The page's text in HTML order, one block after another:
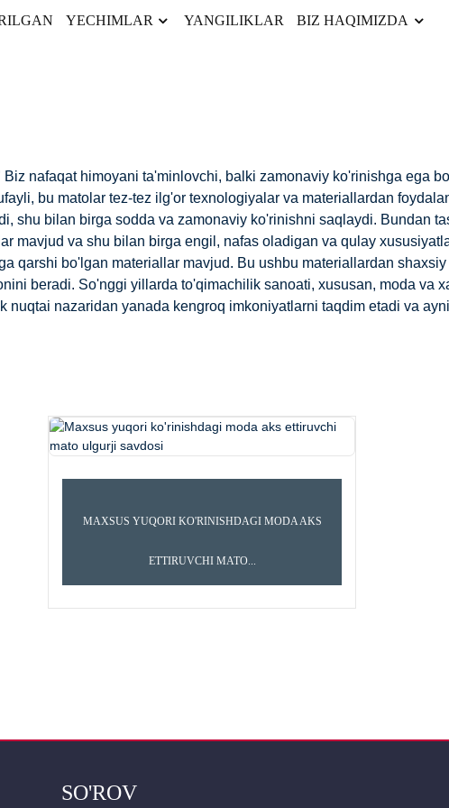
YECHIMLAR YANGILIKLAR BIZ HAQIMIZDA
Biz nafaqat himoyani ta'minlovchi, balki zamonaviy ko'rinishga ega
bu matolar tez-tez ilg'or texnologiyalar va materiallardan
shu bilan birga sodda va zamonaviy ko'rinishni saqlaydi. Bundan
mavjud va shu bilan birga engil, nafas oladigan va qulay
qarshi bo'lgan materiallar mavjud. Bu ushbu materiallardan
beradi. So'nggi yillarda to'qimachilik sanoati, xususan, moda va
nuqtai nazaridan yanada kengroq imkoniyatlarni taqdim etadi va
MAXSUS YUQORI KO'RINISHDAGI MODA AKS
ETTIRUVCHI MATO...
SO'ROV